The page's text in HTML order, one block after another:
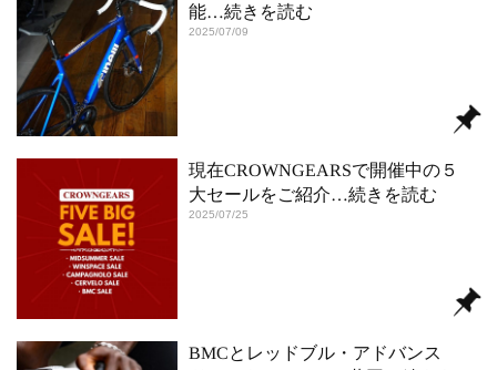
能…続きを読む
2025/07/09
現在CROWNGEARSで開催中の５
大セールをご紹介…続きを読む
2025/07/25
BMCとレッドブル・アドバンス